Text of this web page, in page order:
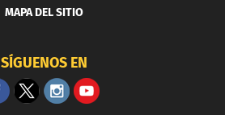
MAPA DEL SITIO
SÍGUENOS EN